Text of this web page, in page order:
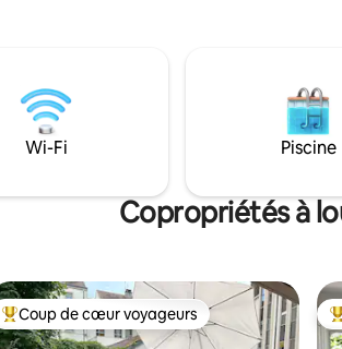
Wi-Fi Piscine
Copropriétés à
Coup de cœur voyageurs parmi les plus aimés
Coup de cœur voyageurs